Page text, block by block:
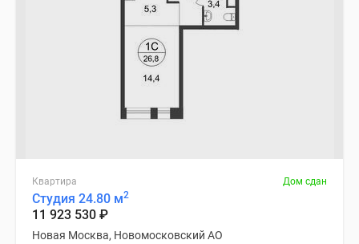
Квартира Дом сдан
Студия 24.80 м2
11 923 530 ₽
Новая Москва, Новомосковский АО